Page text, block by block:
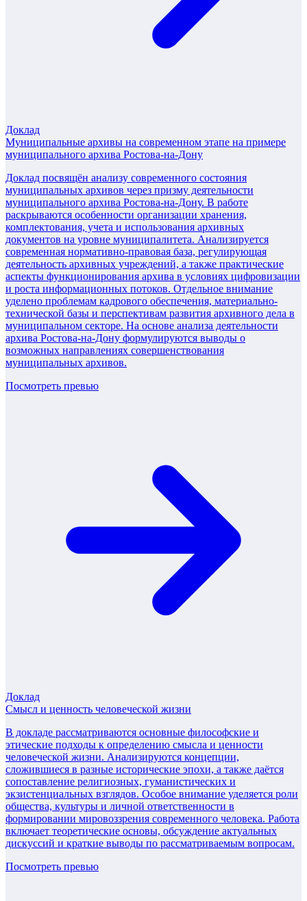
Доклад
Муниципальные архивы на современном этапе на примере
муниципального архива Ростова-на-Дону
Доклад посвящён анализу современного состояния
муниципальных архивов через призму деятельности
муниципального архива Ростова-на-Дону. В работе
раскрываются особенности организации хранения,
комплектования, учета и использования архивных
документов на уровне муниципалитета. Анализируется
современная нормативно-правовая база, регулирующая
деятельность архивных учреждений, а также практические
аспекты функционирования архива в условиях цифровизации
и роста информационных потоков. Отдельное внимание
уделено проблемам кадрового обеспечения, материально-
технической базы и перспективам развития архивного дела в
муниципальном секторе. На основе анализа деятельности
архива Ростова-на-Дону формулируются выводы о
возможных направлениях совершенствования
муниципальных архивов.
Посмотреть превью
Доклад
Смысл и ценность человеческой жизни
В докладе рассматриваются основные философские и
этические подходы к определению смысла и ценности
человеческой жизни. Анализируются концепции,
сложившиеся в разные исторические эпохи, а также даётся
сопоставление религиозных, гуманистических и
экзистенциальных взглядов. Особое внимание уделяется роли
общества, культуры и личной ответственности в
формировании мировоззрения современного человека. Работа
включает теоретические основы, обсуждение актуальных
дискуссий и краткие выводы по рассматриваемым вопросам.
Посмотреть превью